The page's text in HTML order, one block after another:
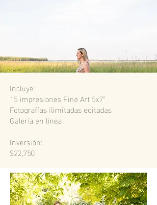
Incluye:
15 impresiones Fine Art 5x7”
Fotografías ilimitadas editadas
Galería en línea
Inversión:
$22,750